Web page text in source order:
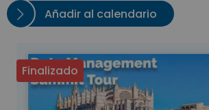
Finalizado
Añadir al calendario